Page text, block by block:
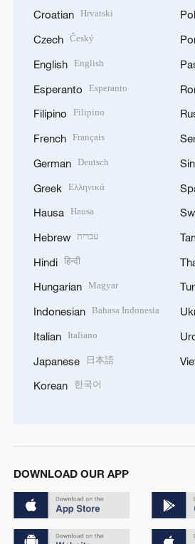
Croatian Hrvatski
Czech Český
English English
Esperanto Esperanto
Filipino Filipino
French Français
German Deutsch
Greek Ελληνικά
Hausa Hausa
Hebrew עברית
Hindi हिन्दी
Hungarian Magyar
Indonesian Bahasa Indonesia
Italian Italiano
Japanese 日本語
Korean 한국어
DOWNLOAD OUR APP